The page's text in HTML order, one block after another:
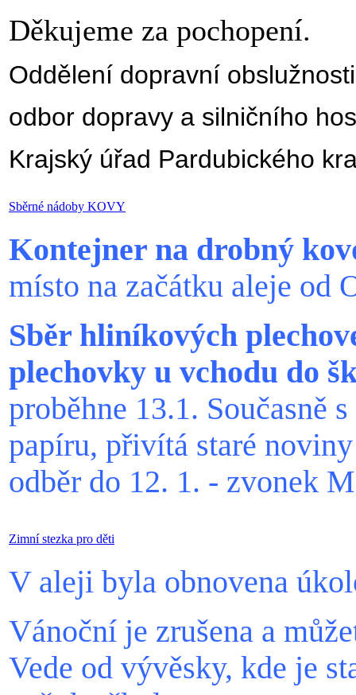
Děkujeme za pochopení.
Oddělení dopravní obslužnosti
odbor dopravy a silničního
Krajský úřad Pardubického
Sběrné nádoby KOVY
Kontejner na drobný
místo na začátku aleje od
Sběr hliníkových
plechovky u vchodu do
proběhne 13.1. Současně
papíru, přivítá staré
odběr do 12. 1. - zvonek
Zimní stezka pro děti
V aleji byla obnovena
Vánoční je zrušena a
Vede od vývěsky, kde je